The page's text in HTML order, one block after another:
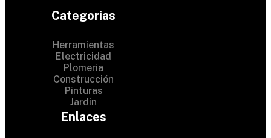
Categorias
Herramientas
Electricidad
Plomeria
Construcción
Pinturas
Jardin
Enlaces